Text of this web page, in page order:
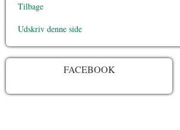
Tilbage
Udskriv denne side
FACEBOOK